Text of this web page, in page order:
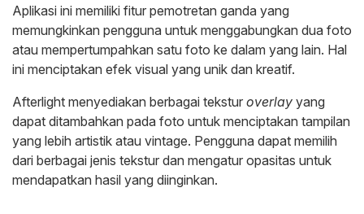
Aplikasi ini memiliki fitur pemotretan ganda yang
memungkinkan pengguna untuk menggabungkan dua foto
atau mempertumpahkan satu foto ke dalam yang lain. Hal
ini menciptakan efek visual yang unik dan kreatif.
Afterlight menyediakan berbagai tekstur overlay yang
dapat ditambahkan pada foto untuk menciptakan tampilan
yang lebih artistik atau vintage. Pengguna dapat memilih
dari berbagai jenis tekstur dan mengatur opasitas untuk
mendapatkan hasil yang diinginkan.